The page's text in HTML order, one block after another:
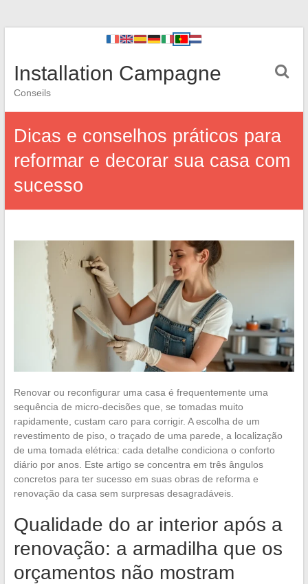
Installation Campagne
Conseils
Dicas e conselhos práticos para
reformar e decorar sua casa com
sucesso
Renovar ou reconfigurar uma casa é frequentemente uma
sequência de micro-decisões que, se tomadas muito
rapidamente, custam caro para corrigir. A escolha de um
revestimento de piso, o traçado de uma parede, a localização
de uma tomada elétrica: cada detalhe condiciona o conforto
diário por anos. Este artigo se concentra em três ângulos
concretos para ter sucesso em suas obras de reforma e
renovação da casa sem surpresas desagradáveis.
Qualidade do ar interior após a
renovação: a armadilha que os
orçamentos não mostram